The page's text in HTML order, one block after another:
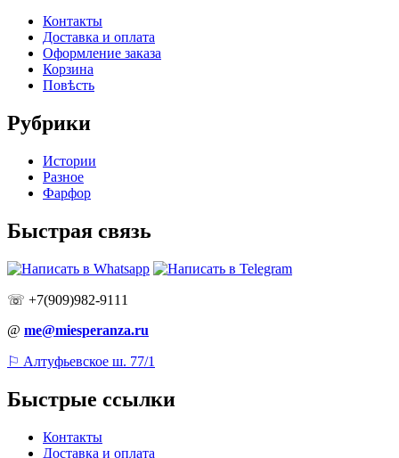
Контакты
Доставка и оплата
Оформление заказа
Корзина
Повѣсть
Рубрики
Истории
Разное
Фарфор
Быстрая связь
☏ +7(909)982-9111
@ me@miesperanza.ru
⚐ Алтуфьевское ш. 77/1
Быстрые ссылки
Контакты
Доставка и оплата